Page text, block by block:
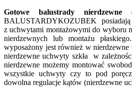
Gotowe balustrady nierdzewne
BALUSTARDYKOZUBEK posiadają
z uchwytami montażowymi do wyboru
nierdzewnych lub montażu
wyposażony jest również w
nierdzewne uchwyty szkła w
nierdzewne możemy montować
wszystkie uchwyty czy to pod
dowolna regulacje kątów (nierdzewne